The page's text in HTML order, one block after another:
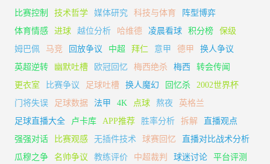
比赛控制
技术哲学 媒体研究 科技与体育
阵型博弈
体育情感
进球 越位分析 哈维德 凌晨看球 积分榜
保级
姆巴佩
马竞 回放争议 中超 拜仁 意甲 德甲
换人争议
英超逆转
幽默吐槽 欧冠回忆 梅西绝杀 梅西
转会传闻
更衣室
比赛争议 足球吐槽 换人魔幻 回忆杀
2002世界杯
门将失误
足球数据 法甲 4K 点球 熬夜
英格兰
足球直播大全
卢卡库 APP推荐 胜率分析 拆解
直播观点
强强对话
比赛观感 无插件技术 球赛回忆
直播对比战术分析
瓜穆之争
名帅争议 教练评价 中超裁判 球迷讨论
平台评测